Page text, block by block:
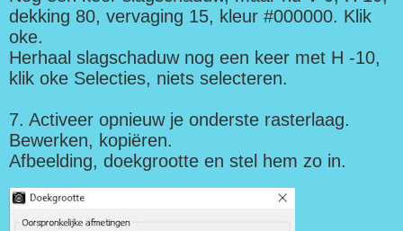
dekking 80, vervaging 15, kleur #000000. Klik
oke.
Herhaal slagschaduw nog een keer met H -10,
klik oke Selecties, niets selecteren.
7. Activeer opnieuw je onderste rasterlaag.
Bewerken, kopiëren.
Afbeelding, doekgrootte en stel hem zo in.